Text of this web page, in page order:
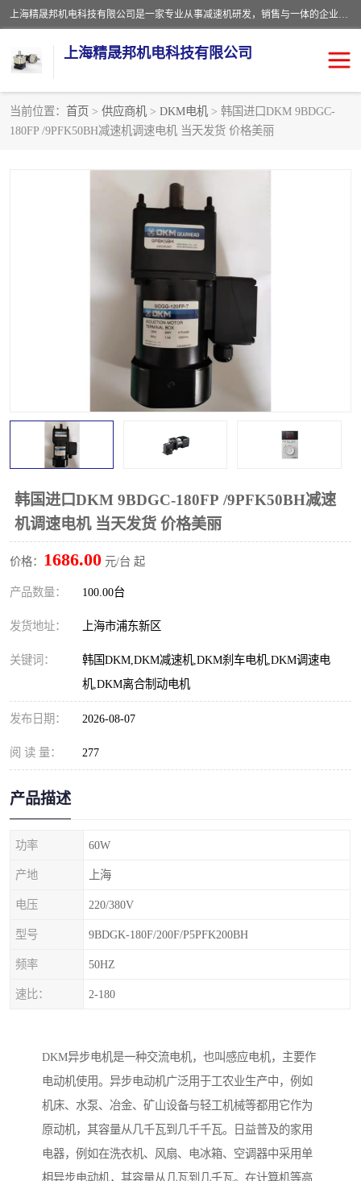
上海精晟邦机电科技有限公司是一家专业从事减速机研发，销售与一体的企业。公司拥有资深技术人员和技术团队服务人才，致力于为广大客户提供专业，细致的产品服务。主营产品有：中型减速电机，微型调速电机，精密行星减速机，蜗轮蜗杆减速机，RFKS四大系列减速机，SKM双曲面齿轮减速机，齿轮减速电机，行星减速机，防爆电机，变频器等系列；产品广泛用于汽车，船舶，能源，环保，包装，物流等领域，欢迎咨询。
上海精晟邦机电科技有限公司
当前位置： 首页 > 供应商机 > DKM电机 > 韩国进口DKM 9BDGC-
180FP /9PFK50BH减速机调速电机 当天发货 价格美丽
韩国进口DKM 9BDGC-180FP /9PFK50BH减速
机调速电机 当天发货 价格美丽
价格： 1686.00 元/台 起
产品数量： 100.00台
发货地址： 上海市浦东新区
关键词：
韩国DKM,DKM减速机,DKM刹车电机,DKM调速电
机,DKM离合制动电机
发布日期： 2026-08-07
阅 读 量： 277
产品描述
功率 60W
产地 上海
电压 220/380V
型号 9BDGK-180F/200F/P5PFK200BH
频率 50HZ
速比： 2-180
DKM异步电机是一种交流电机，也叫感应电机，主要作
电动机使用。异步电动机广泛用于工农业生产中，例如
机床、水泵、冶金、矿山设备与轻工机械等都用它作为
原动机，其容量从几千瓦到几千千瓦。日益普及的家用
电器，例如在洗衣机、风扇、电冰箱、空调器中采用单
相异步电动机，其容量从几瓦到几千瓦。在计算机等高
减速电机 NMRV蜗轮蜗杆减速机
精晟邦四大系列
精晟邦微型齿轮减速电机
晟邦电机
东元电机